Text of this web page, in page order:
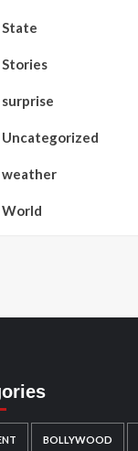
State
Stories
surprise
Uncategorized
weather
World
BOLLYWOOD